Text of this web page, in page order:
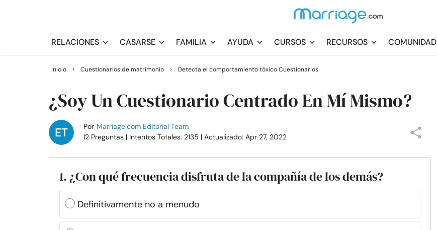
RELACIONES CASARSE FAMILIA AYUDA CURSOS RECURSOS COMUNIDAD
Inicio › Cuestionarios de matrimonio › Detecta el comportamiento tóxico Cuestionarios
¿Soy Un Cuestionario Centrado En Mí Mismo?
Por Marriage.com Editorial Team
12 Preguntas | Intentos Totales: 2135 | Actualizado: Apr 27, 2022
1. ¿Con qué frecuencia disfruta de la compañía de los demás?
Definitivamente no a menudo